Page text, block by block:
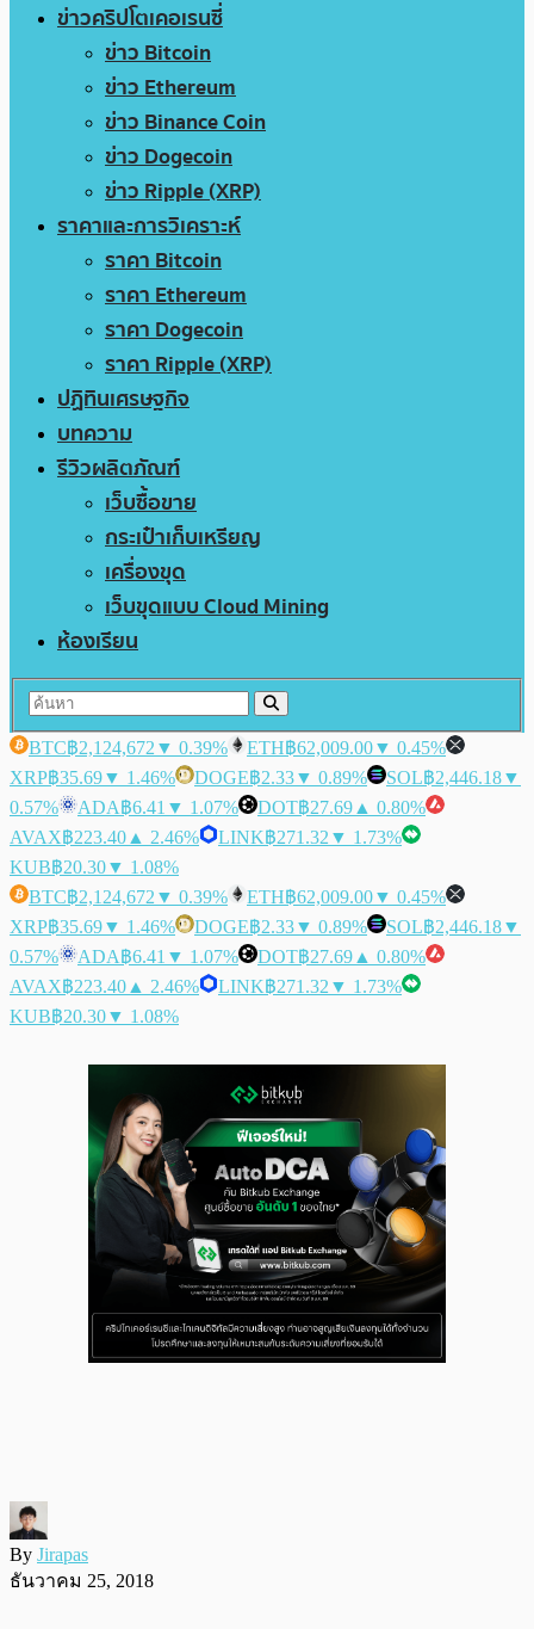
ข่าวคริปโตเคอเรนซี่
ข่าว Bitcoin
ข่าว Ethereum
ข่าว Binance Coin
ข่าว Dogecoin
ข่าว Ripple (XRP)
ราคาและการวิเคราะห์
ราคา Bitcoin
ราคา Ethereum
ราคา Dogecoin
ราคา Ripple (XRP)
ปฏิทินเศรษฐกิจ
บทความ
รีวิวผลิตภัณฑ์
เว็บซื้อขาย
กระเป๋าเก็บเหรียญ
เครื่องขุด
เว็บขุดแบบ Cloud Mining
ห้องเรียน
BTC฿2,124,672 ▼ 0.39% ETH฿62,009.00▼ 0.45%
XRP฿35.69▼ 1.46% DOGE฿2.33▼ 0.89% SOL฿2,446.18▼
0.57%
ADA฿6.41 ▼ 1.07% DOT฿27.69 ▲ 0.80%
AVAX฿223.40 ▲ 2.46% LINK฿271.32 ▼ 1.73%
KUB฿20.30▼ 1.08%
BTC฿2,124,672 ▼ 0.39% ETH฿62,009.00▼ 0.45%
XRP฿35.69▼ 1.46% DOGE฿2.33▼ 0.89% SOL฿2,446.18▼
0.57%
ADA฿6.41 ▼ 1.07% DOT฿27.69 ▲ 0.80%
AVAX฿223.40 ▲ 2.46% LINK฿271.32 ▼ 1.73%
KUB฿20.30▼ 1.08%
By Jirapas
ธันวาคม 25, 2018